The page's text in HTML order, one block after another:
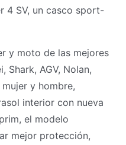
4 SV, un casco sport-
y moto de las mejores
Shark, AGV, Nolan,
y hombre,
interior con nueva
el modelo
mejor protección,